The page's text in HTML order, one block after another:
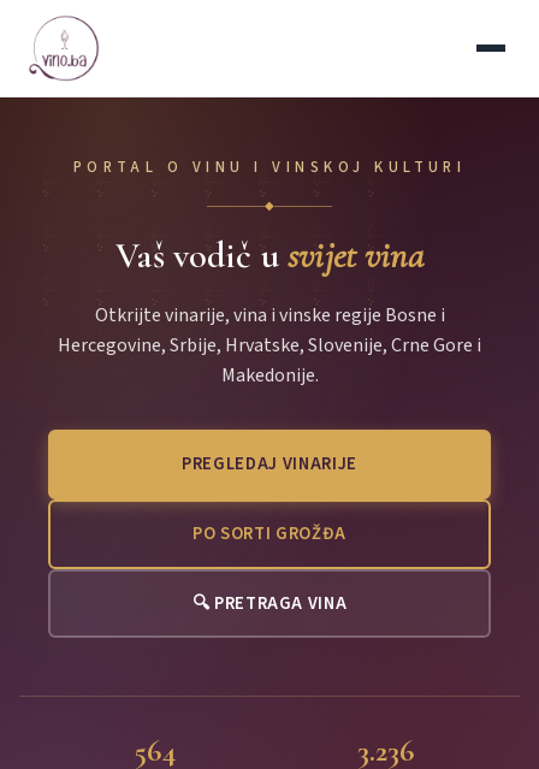
PORTAL O VINU I VINSKOJ KULTURI
◆
Vaš vodič usvijet vina
Otkrijte vinarije, vina i vinske regije Bosne i
Hercegovine, Srbije, Hrvatske, Slovenije, Crne Gore i
Makedonije.
PREGLEDAJ VINARIJE
PO SORTI GROŽĐA
🔍 PRETRAGA VINA
564 3.236